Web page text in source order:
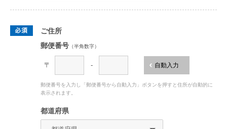
ご住所
郵便番号 （半角数字）
〒 - 自動入力
郵便番号を入力し「郵便番号から自動入力」ボタンを押すと住所が自動的に
表示されます。
都道府県